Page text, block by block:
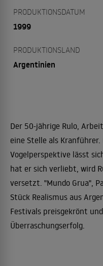
PRODUKTIONSDATUM
1999
PRODUKTIONSLAND
Argentinien
Der 50-jährige Rulo,
eine Stelle als
Vogelperspektive lässt
hat er sich verliebt, wird
versetzt. "Mundo Grua",
Stück Realismus aus
Festivals preisgekrönt
Überraschungserfolg.